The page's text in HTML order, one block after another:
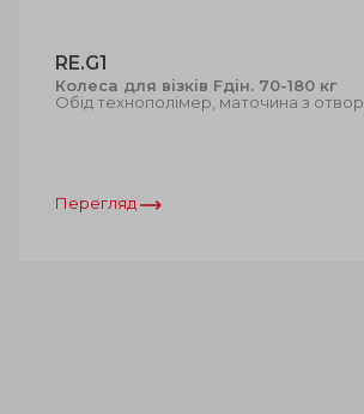
RE.G1
Колеса для візків Fдін. 70-180 кг
Обід технополімер, маточина з
Перегляд